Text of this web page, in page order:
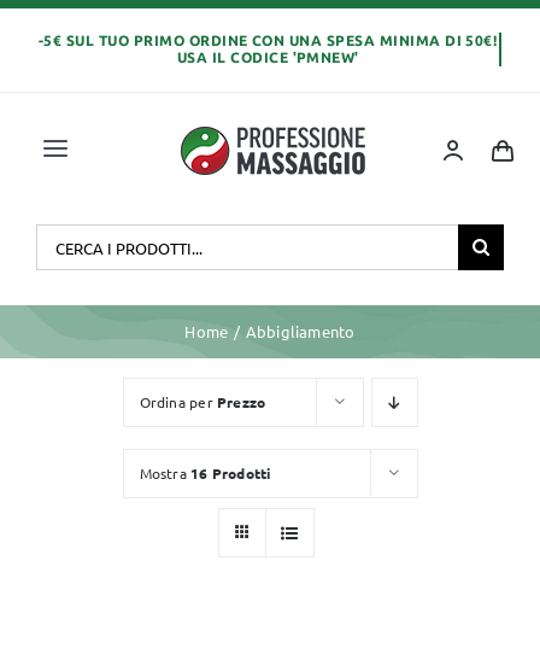
Salta
Toggle
Cerca
per:
Home Abbigliamento
Ordina per Prezzo
Mostra 16 Prodotti